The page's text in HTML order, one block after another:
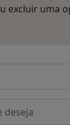
excluir uma